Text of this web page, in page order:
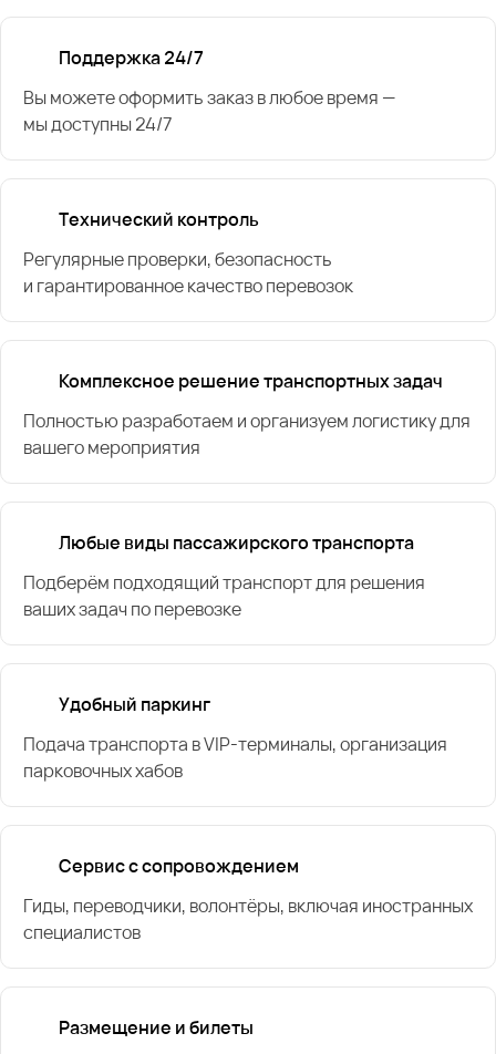
Поддержка 24/7
Вы можете оформить заказ в любое время —
мы доступны 24/7
Технический контроль
Регулярные проверки, безопасность
и гарантированное качество перевозок
Комплексное решение транспортных задач
Полностью разработаем и организуем логистику для
вашего мероприятия
Любые виды пассажирского транспорта
Подберём подходящий транспорт для решения
ваших задач по перевозке
Удобный паркинг
Подача транспорта в VIP-терминалы, организация
парковочных хабов
Сервис с сопровождением
Гиды, переводчики, волонтёры, включая иностранных
специалистов
Размещение и билеты